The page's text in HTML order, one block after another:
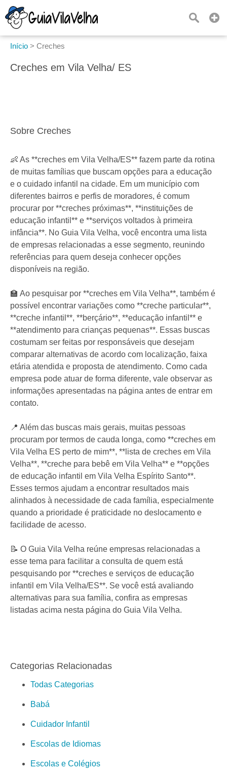
Início > Creches
Creches em Vila Velha/ ES
Sobre Creches
👶 As **creches em Vila Velha/ES** fazem parte da rotina
de muitas famílias que buscam opções para a educação
e o cuidado infantil na cidade. Em um município com
diferentes bairros e perfis de moradores, é comum
procurar por **creches próximas**, **instituições de
educação infantil** e **serviços voltados à primeira
infância**. No Guia Vila Velha, você encontra uma lista
de empresas relacionadas a esse segmento, reunindo
referências para quem deseja conhecer opções
disponíveis na região.
🏫 Ao pesquisar por **creches em Vila Velha**, também é
possível encontrar variações como **creche particular**,
**creche infantil**, **berçário**, **educação infantil** e
**atendimento para crianças pequenas**. Essas buscas
costumam ser feitas por responsáveis que desejam
comparar alternativas de acordo com localização, faixa
etária atendida e proposta de atendimento. Como cada
empresa pode atuar de forma diferente, vale observar as
informações apresentadas na página antes de entrar em
contato.
📍 Além das buscas mais gerais, muitas pessoas
procuram por termos de cauda longa, como **creches em
Vila Velha ES perto de mim**, **lista de creches em Vila
Velha**, **creche para bebê em Vila Velha** e **opções
de educação infantil em Vila Velha Espírito Santo**.
Esses termos ajudam a encontrar resultados mais
alinhados à necessidade de cada família, especialmente
quando a prioridade é praticidade no deslocamento e
facilidade de acesso.
📝 O Guia Vila Velha reúne empresas relacionadas a
esse tema para facilitar a consulta de quem está
pesquisando por **creches e serviços de educação
infantil em Vila Velha/ES**. Se você está avaliando
alternativas para sua família, confira as empresas
listadas acima nesta página do Guia Vila Velha.
Categorias Relacionadas
Todas Categorias
Babá
Cuidador Infantil
Escolas de Idiomas
Escolas e Colégios